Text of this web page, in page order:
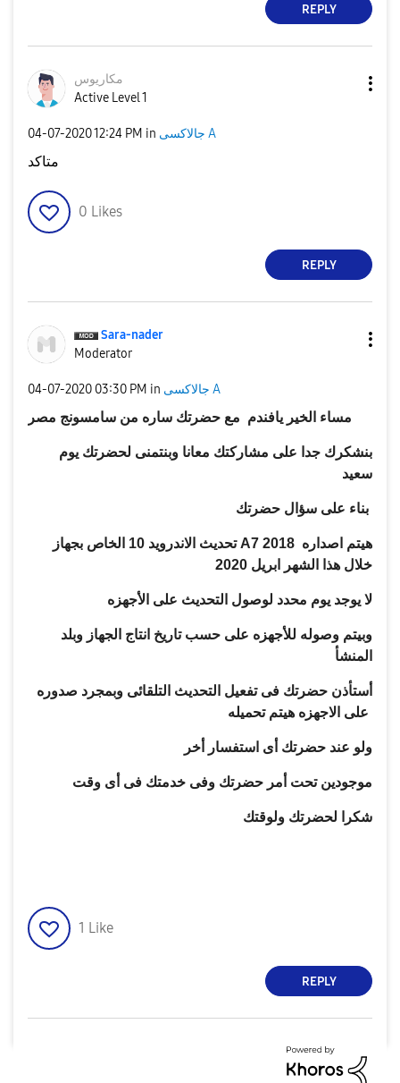
REPLY
مكاريوس
Active Level 1
‎04-07-202012:24 PM in جالاكسى A
متاكد
0 Likes
REPLY
Sara-nader
Moderator
‎04-07-2020 03:30 PM in
جالاكسى A
مساء الخير يافندم مع حضرتك ساره من سامسونج مصر
بنشكرك جدا على مشاركتك معانا وبنتمنى لحضرتك يوم
سعيد
تحديث الاندرويد 10 الخاص بجهاز A7 2018 هيتم اصداره
خلال هذا الشهر ابريل 2020
لا يوجد يوم محدد لوصول التحديث على الأجهزه
وبيتم وصوله للأجهزه على حسب تاريخ انتاج الجهاز وبلد
المنشأ
أستأذن حضرتك فى تفعيل التحديث التلقائى وبمجرد صدوره
ولو عند حضرتك أى استفسار أخر
موجودين تحت أمر حضرتك وفى خدمتك فى أى وقت
شكرا لحضرتك ولوقتك
1 Like
REPLY